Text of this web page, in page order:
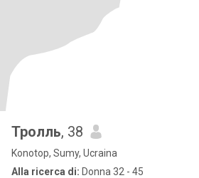
Тролль, 38
Konotop, Sumy, Ucraina
Alla ricerca di: Donna 32 - 45